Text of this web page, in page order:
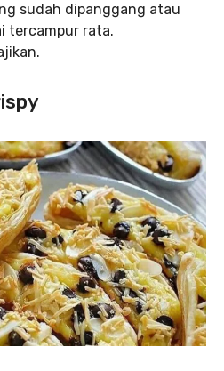
sudah dipanggang atau
tercampur rata.